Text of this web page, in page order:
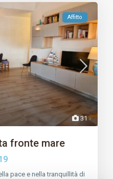
31
Affitto
fronte mare
pace e nella tranquillità di